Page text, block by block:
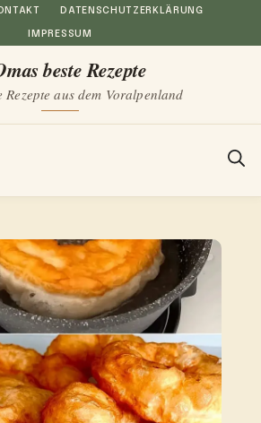
DATENSCHUTZERKLÄRUNG
IMPRESSUM
beste Rezepte
Rezepte aus dem Voralpenland